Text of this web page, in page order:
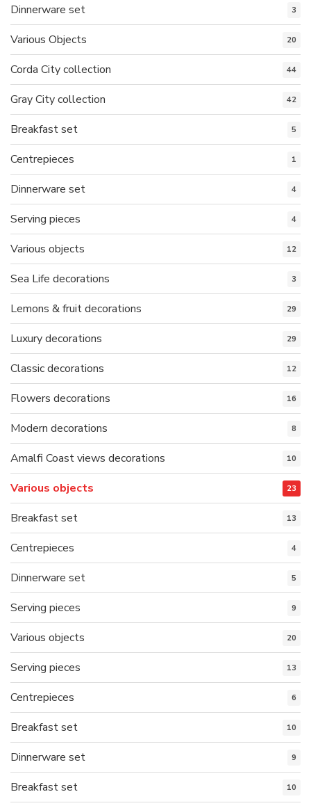
Dinnerware set 3
Various Objects 20
Corda City collection 44
Gray City collection 42
Breakfast set 5
Centrepieces 1
Dinnerware set 4
Serving pieces 4
Various objects 12
Sea Life decorations 3
Lemons & fruit decorations 29
Luxury decorations 29
Classic decorations 12
Flowers decorations 16
Modern decorations 8
Amalfi Coast views decorations 10
Various objects 23
Breakfast set 13
Centrepieces 4
Dinnerware set 5
Serving pieces 9
Various objects 20
Serving pieces 13
Centrepieces 6
Breakfast set 10
Dinnerware set 9
Breakfast set 10